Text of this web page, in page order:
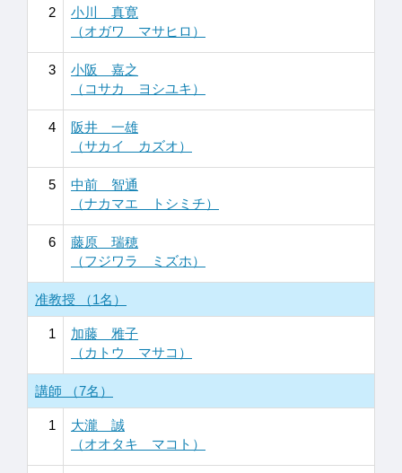
2
小川 真寛
（オガワ マサヒロ）
3
小阪 嘉之
（コサカ ヨシユキ）
4
阪井 一雄
（サカイ カズオ）
5
中前 智通
（ナカマエ トシミチ）
6
藤原 瑞穂
（フジワラ ミズホ）
准教授 （1名）
1
加藤 雅子
（カトウ マサコ）
講師 （7名）
1
大瀧 誠
（オオタキ マコト）